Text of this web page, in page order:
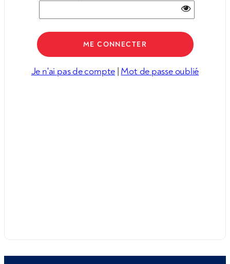
Je n'ai pas de compte | Mot de passe oublié